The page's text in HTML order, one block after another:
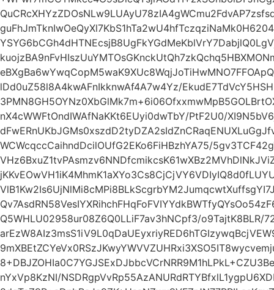
lDd0uZ58l8A4kwAFnIkknwAf4A7w4Yz/
nX4cWWFtOndIWAfNaKKt6EUyi0dwTbY/PtF2U0/
WCWcqccCaihndDcilOUfG2EKo6FiHBzhYA75/
Q5WHLU02958ur08Z6Q0LLiF7av3hNCpf3/o9TajtK8BLR/
nYxVp8KzNI/